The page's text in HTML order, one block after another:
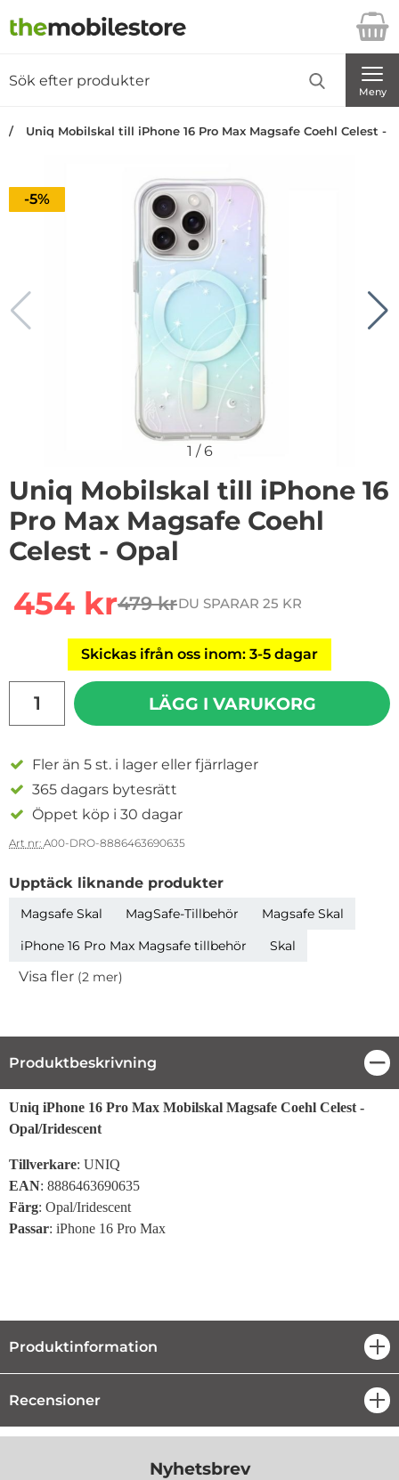
Startsidan för Danira Telecom AB
Meny
Uniq Mobilskal till iPhone 16 Pro Max Magsafe Coehl Celest -
Priset är nedsatt med
-5%
1 /6
Uniq Mobilskal till iPhone 16
Pro Max Magsafe Coehl
Celest - Opal
rea pris
454 krtidigare pris
479 krDU SPARAR 25 KR
Skickas ifrån oss inom: 3-5 dagar
LÄGG I VARUKORG
Fler än 5 st. i lager eller fjärrlager
365 dagars bytesrätt
Öppet köp i 30 dagar
Art nr: A00-DRO-8886463690635
Upptäck liknande produkter
Magsafe Skal MagSafe-Tillbehör
Magsafe Skal
iPhone 16 Pro Max Magsafe tillbehör
Skal
Visa fler (2 mer)
Produktbeskrivning
Produktbeskrivning
Uniq iPhone 16 Pro Max Mobilskal Magsafe Coehl Celest -
Opal/Iridescent
Tillverkare: UNIQ
EAN: 8886463690635
Färg: Opal/Iridescent
Passar: iPhone 16 Pro Max
Produktinformation
Recensioner
Nyhetsbrev